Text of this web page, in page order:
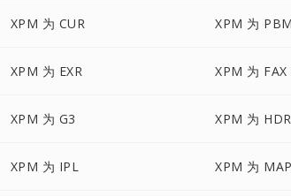
XPM 为 CUR XPM 为
XPM 为 EXR XPM 为 FAX
XPM 为 G3 XPM 为 HDR
XPM 为 IPL XPM 为